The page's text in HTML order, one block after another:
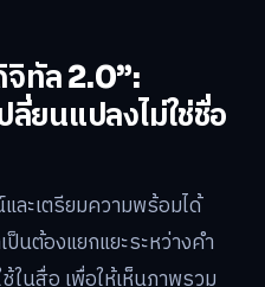
จิทัล 2.0”:
นแปลงไม่ใช่ชื่อ
ละเตรียมความพร้อมได้
นต้องแยกแยะระหว่างคำ
ในสื่อ เพื่อให้เห็นภาพรวม